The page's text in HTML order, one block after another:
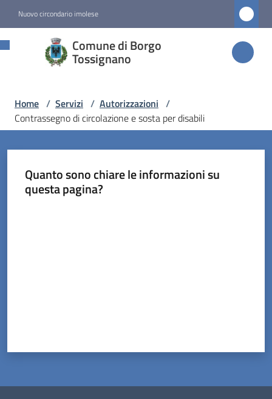
Nuovo circondario imolese
Comune di Borgo
Tossignano
Comune di
Borgo
Amministrazione
Servizi
Servizi
Home / Servizi / Autorizzazioni /
Contrassegno di circolazione e sosta per disabili
Quanto sono chiare le informazioni su
questa pagina?